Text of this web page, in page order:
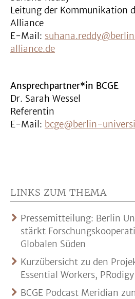
Leitung der Kommunikation
Alliance
E-Mail:
alliance.de
Ansprechpartner*in BCGE
Dr. Sarah Wessel
Referentin
E-Mail: bcge@berlin-
LINKS ZUM THEMA
Pressemitteilung: Berlin
stärkt
Globalen Süden
Kurzübersicht zu den
Essential Workers,
BCGE Podcast Meridian